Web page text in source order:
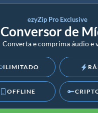
ezyZip Pro Exclusive
Conversor de
Converta e comprima áudio e
ILIMITADO
OFFLINE